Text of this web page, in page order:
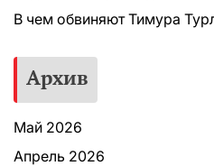
В чем обвиняют Тимура
Архив
Май 2026
Апрель 2026